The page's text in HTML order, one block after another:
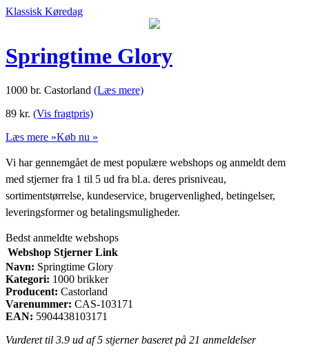
Klassisk Køredag
Springtime Glory
1000 br. Castorland (Læs mere)
89 kr. (Vis fragtpris)
Læs mere »Køb nu »
Vi har gennemgået de mest populære webshops og anmeldt dem
med stjerner fra 1 til 5 ud fra bl.a. deres prisniveau,
sortimentstørrelse, kundeservice, brugervenlighed, betingelser,
leveringsformer og betalingsmuligheder.
Bedst anmeldte webshops
Webshop Stjerner Link
Navn: Springtime Glory
Kategori: 1000 brikker
Producent: Castorland
Varenummer: CAS-103171
EAN: 5904438103171
Vurderet til 3.9 ud af 5 stjerner baseret på 21 anmeldelser